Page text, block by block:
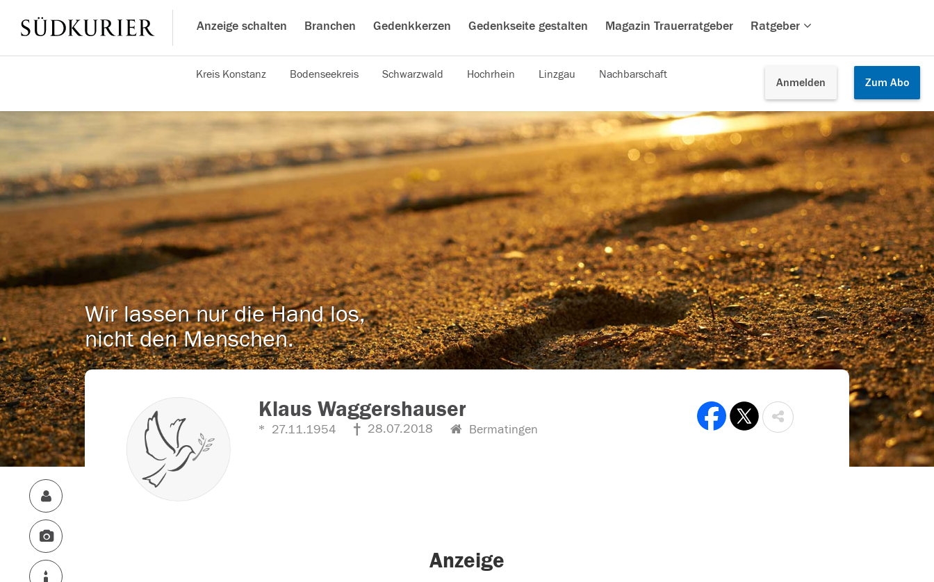
Anzeige schalten Branchen Gedenkkerzen Gedenkseite gestalten Magazin Trauerratgeber Ratgeber
Anmelden Zum Abo
Kreis Konstanz Bodenseekreis Schwarzwald Hochrhein Linzgau Nachbarschaft
Wir lassen nur die Hand los,
nicht den Menschen.
Klaus Waggershauser
27.11.1954 28.07.2018 Bermatingen
Anzeige